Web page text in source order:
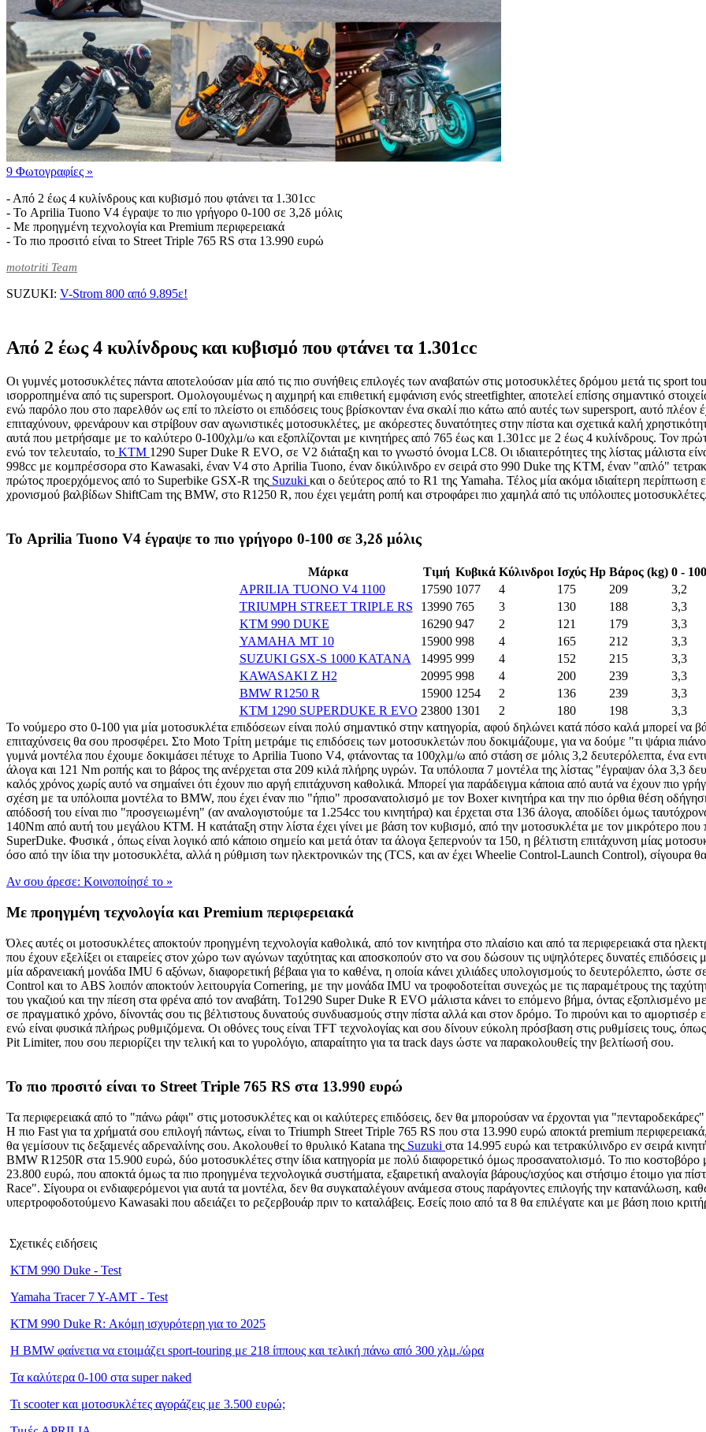
9 Φωτογραφίες »
- Από 2 έως 4 κυλίνδρους και κυβισμό που φτάνει τα 1.301cc
- Το Aprilia Tuono V4 έγραψε το πιο γρήγορο 0-100 σε 3,2δ μόλις
- Με προηγμένη τεχνολογία και Premium περιφερειακά
- Το πιο προσιτό είναι το Street Triple 765 RS στα 13.990 ευρώ
mototriti Team
SUZUKI: V-Strom 800 από 9.895ε!
Από 2 έως 4 κυλίνδρους και κυβισμό που φτάνει τα 1.301cc
Οι γυμνές μοτοσυκλέτες πάντα αποτελούσαν μία από τις πιο συνήθεις επιλογές των αναβατών στις μοτοσυκλέτες δρόμου μετά τις sport
ισορροπημένα από τις supersport. Ομολογουμένως η αιχμηρή και επιθετική εμφάνιση ενός streetfighter, αποτελεί επίσης σημαντικό
ενώ παρόλο που στο παρελθόν ως επί το πλείστο οι επιδόσεις τους βρίσκονταν ένα σκαλί πιο κάτω από αυτές των supersport, αυτό
επιταχύνουν, φρενάρουν και στρίβουν σαν αγωνιστικές μοτοσυκλέτες, με ακόρεστες δυνατότητες στην πίστα και σχετικά καλή
αυτά που μετρήσαμε με το καλύτερο 0-100χλμ/ω και εξοπλίζονται με κινητήρες από 765 έως και 1.301cc με 2 έως 4 κυλίνδρους. Τον
ενώ τον τελευταίο, το KTM 1290 Super Duke R EVO, σε V2 διάταξη και το γνωστό όνομα LC8. Οι ιδιαιτερότητες της λίστας μάλιστα
998cc με κομπρέσσορα στο Kawasaki, έναν V4 στο Aprilia Tuono, έναν δικύλινδρο εν σειρά στο 990 Duke της KTM, έναν "απλό"
πρώτος προερχόμενος από το Superbike GSX-R της Suzuki και ο δεύτερος από το R1 της Yamaha. Τέλος μία ακόμα ιδιαίτερη
χρονισμού βαλβίδων ShiftCam της BMW, στο R1250 R, που έχει γεμάτη ροπή και στροφάρει πιο χαμηλά από τις υπόλοιπες
Το Aprilia Tuono V4 έγραψε το πιο γρήγορο 0-100 σε 3,2δ μόλις
Μάρκα Τιμή Κυβικά Κύλινδροι Ισχύς Hp Βάρος (kg) 0 -
APRILIA TUONO V4 1100
17590 1077 4 175 209
3,2
TRIUMPH STREET TRIPLE RS
13990 765 3 130 188
3,3
KTM 990 DUKE
16290 947 2 121 179
3,3
YAMAHA MT 10
15900 998 4 165 212
3,3
SUZUKI GSX-S 1000 KATANA
14995 999 4 152 215
3,3
KAWASAKI Z H2
20995 998 4 200 239
3,3
BMW R1250 R
15900 1254 2 136 239
3,3
KTM 1290 SUPERDUKE R EVO 23800 1301 2 180 198
3,3
Το νούμερο στο 0-100 για μία μοτοσυκλέτα επιδόσεων είναι πολύ σημαντικό στην κατηγορία, αφού δηλώνει κατά πόσο καλά μπορεί να
επιταχύνσεις θα σου προσφέρει. Στο Moto Τρίτη μετράμε τις επιδόσεις των μοτοσυκλετών που δοκιμάζουμε, για να δούμε "τι ψάρια
γυμνά μοντέλα που έχουμε δοκιμάσει πέτυχε το Aprilia Tuono V4, φτάνοντας τα 100χλμ/ω από στάση σε μόλις 3,2 δευτερόλεπτα, ένα
άλογα και 121 Nm ροπής και το βάρος της ανέρχεται στα 209 κιλά πλήρης υγρών. Τα υπόλοιπα 7 μοντέλα της λίστας "έγραψαν όλα 3,3
καλός χρόνος χωρίς αυτό να σημαίνει ότι έχουν πιο αργή επιτάχυνση καθολικά. Μπορεί για παράδειγμα κάποια από αυτά να έχουν πιο
σχέση με τα υπόλοιπα μοντέλα το BMW, που έχει έναν πιο "ήπιο" προσανατολισμό με τον Boxer κινητήρα και την πιο όρθια θέση
απόδοσή του είναι πιο "προσγειωμένη" (αν αναλογιστούμε τα 1.254cc του κινητήρα) και έρχεται στα 136 άλογα, αποδίδει όμως
140Nm από αυτή του μεγάλου ΚΤΜ. Η κατάταξη στην λίστα έχει γίνει με βάση τον κυβισμό, από την μοτοσυκλέτα με τον μικρότερο που
SuperDuke. Φυσικά , όπως είναι λογικό από κάποιο σημείο και μετά όταν τα άλογα ξεπερνούν τα 150, η βέλτιστη επιτάχυνση μίας
όσο από την ίδια την μοτοσυκλέτα, αλλά η ρύθμιση των ηλεκτρονικών της (TCS, και αν έχει Wheelie Control-Launch Control), σίγουρα
Αν σου άρεσε: Κοινοποίησέ το »
Με προηγμένη τεχνολογία και Premium περιφερειακά
Όλες αυτές οι μοτοσυκλέτες αποκτούν προηγμένη τεχνολογία καθολικά, από τον κινητήρα στο πλαίσιο και από τα περιφερειακά στα
που έχουν εξελίξει οι εταιρείες στον χώρο των αγώνων ταχύτητας και αποσκοπούν στο να σου δώσουν τις υψηλότερες δυνατές
μία αδρανειακή μονάδα IMU 6 αξόνων, διαφορετική βέβαια για το καθένα, η οποία κάνει χιλιάδες υπολογισμούς το δευτερόλεπτο,
Control και το ABS λοιπόν αποκτούν λειτουργία Cornering, με την μονάδα IMU να τροφοδοτείται συνεχώς με τις παραμέτρους της
του γκαζιού και την πίεση στα φρένα από τον αναβάτη. Το1290 Super Duke R EVO μάλιστα κάνει το επόμενο βήμα, όντας εξοπλισμένο με
σε πραγματικό χρόνο, δίνοντάς σου τις βέλτιστους δυνατούς συνδυασμούς στην πίστα αλλά και στον δρόμο. Το πιρούνι και το
ενώ είναι φυσικά πλήρως ρυθμιζόμενα. Οι οθόνες τους είναι TFT τεχνολογίας και σου δίνουν εύκολη πρόσβαση στις ρυθμίσεις τους,
Pit Limiter, που σου περιορίζει την τελική και το γυρολόγιο, απαραίτητο για τα track days ώστε να παρακολουθείς την βελτίωσή σου.
Το πιο προσιτό είναι το Street Triple 765 RS στα 13.990 ευρώ
Τα περιφερειακά από το "πάνω ράφι" στις μοτοσυκλέτες και οι καλύτερες επιδόσεις, δεν θα μπορούσαν να έρχονται για
Η πιο Fast για τα χρήματά σου επιλογή πάντως, είναι το Triumph Street Triple 765 RS που στα 13.990 ευρώ αποκτά premium
θα γεμίσουν τις δεξαμενές αδρεναλίνης σου. Ακολουθεί το θρυλικό Katana της Suzuki στα 14.995 ευρώ και τετρακύλινδρο εν σειρά
BMW R1250R στα 15.900 ευρώ, δύο μοτοσυκλέτες στην ίδια κατηγορία με πολύ διαφορετικό όμως προσανατολισμό. Το πιο κοστοβόρο
23.800 ευρώ, που αποκτά όμως τα πιο προηγμένα τεχνολογικά συστήματα, εξαιρετική αναλογία βάρους/ισχύος και στήσιμο έτοιμο για
Race". Σίγουρα οι ενδιαφερόμενοι για αυτά τα μοντέλα, δεν θα συγκαταλέγουν ανάμεσα στους παράγοντες επιλογής την κατανάλωση,
υπερτροφοδοτούμενο Kawasaki που αδειάζει το ρεζερβουάρ πριν το καταλάβεις. Εσείς ποιο από τα 8 θα επιλέγατε και με βάση ποιο
Σχετικές ειδήσεις
ΚΤΜ 990 Duke - Test
Yamaha Tracer 7 Y-AMT - Test
ΚΤΜ 990 Duke R: Ακόμη ισχυρότερη για το 2025
Η BMW φαίνετια να ετοιμάζει sport-touring με 218 ίππους και τελική πάνω από 300 χλμ./ώρα
Τα καλύτερα 0-100 στα super naked
Τι scooter και μοτοσυκλέτες αγοράζεις με 3.500 ευρώ;